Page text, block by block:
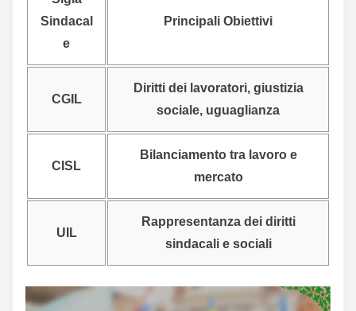
Sindacal
e
Principali Obiettivi
CGIL
Diritti dei lavoratori, giustizia
sociale, uguaglianza
CISL
Bilanciamento tra lavoro e
mercato
UIL
Rappresentanza dei diritti
sindacali e sociali